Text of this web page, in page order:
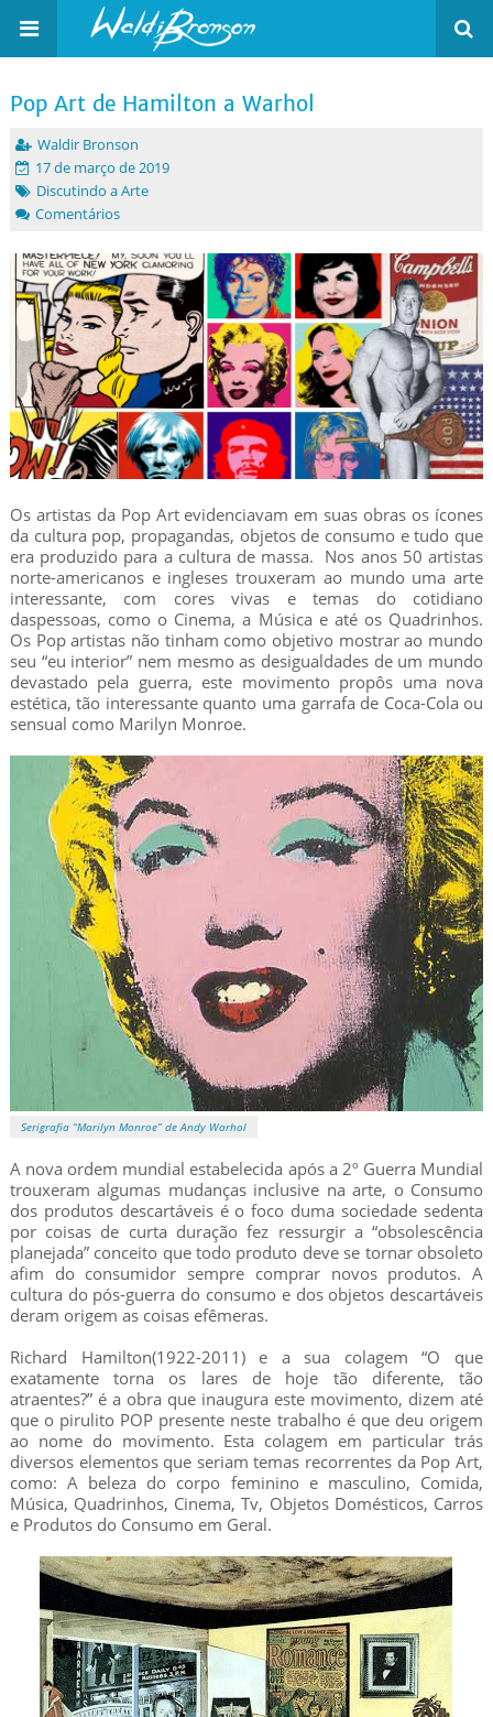
Pop Art de Hamilton a Warhol
Waldir Bronson
17 de março de 2019
Discutindo a Arte
Comentários
Os artistas da Pop Art evidenciavam em suas obras os ícones
da cultura pop, propagandas, objetos de consumo e tudo que
era produzido para a cultura de massa. Nos anos 50 artistas
norte-americanos e ingleses trouxeram ao mundo uma arte
interessante, com cores vivas e temas do cotidiano
daspessoas, como o Cinema, a Música e até os Quadrinhos.
Os Pop artistas não tinham como objetivo mostrar ao mundo
seu “eu interior” nem mesmo as desigualdades de um mundo
devastado pela guerra, este movimento propôs uma nova
estética, tão interessante quanto uma garrafa de Coca-Cola ou
sensual como Marilyn Monroe.
Serigrafia “Marilyn Monroe” de Andy Warhol
A nova ordem mundial estabelecida após a 2º Guerra Mundial
trouxeram algumas mudanças inclusive na arte, o Consumo
dos produtos descartáveis é o foco duma sociedade sedenta
por coisas de curta duração fez ressurgir a “obsolescência
planejada” conceito que todo produto deve se tornar obsoleto
afim do consumidor sempre comprar novos produtos. A
cultura do pós-guerra do consumo e dos objetos descartáveis
deram origem as coisas efêmeras.
Richard Hamilton(1922-2011) e a sua colagem “O que
exatamente torna os lares de hoje tão diferente, tão
atraentes?” é a obra que inaugura este movimento, dizem até
que o pirulito POP presente neste trabalho é que deu origem
ao nome do movimento. Esta colagem em particular trás
diversos elementos que seriam temas recorrentes da Pop Art,
como: A beleza do corpo feminino e masculino, Comida,
Música, Quadrinhos, Cinema, Tv, Objetos Domésticos, Carros
e Produtos do Consumo em Geral.